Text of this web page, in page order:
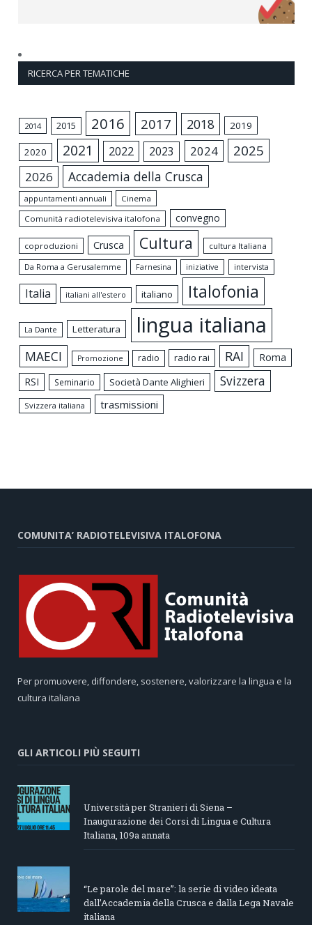
RICERCA PER TEMATICHE
2014 2015 2016 2017 2018 2019
2020 2021 2022 2023 2024 2025
2026 Accademia della Crusca
appuntamenti annuali
Cinema
Comunità radiotelevisiva italofona
convegno
coproduzioni Crusca Cultura
cultura Italiana
Da Roma a Gerusalemme
Farnesina iniziative intervista
Italia italiani all'estero italiano Italofonia
La Dante Letteratura lingua italiana
MAECI Promozione radio radio rai RAI
Roma
RSI
Seminario Società Dante Alighieri Svizzera
Svizzera italiana trasmissioni
COMUNITA’ RADIOTELEVISIVA ITALOFONA
Per promuovere, diffondere, sostenere, valorizzare la lingua e la
cultura italiana
GLI ARTICOLI PIÙ SEGUITI
Università per Stranieri di Siena –
Inaugurazione dei Corsi di Lingua e Cultura
Italiana, 109a annata
“Le parole del mare”: la serie di video ideata
dall’Accademia della Crusca e dalla Lega Navale
italiana